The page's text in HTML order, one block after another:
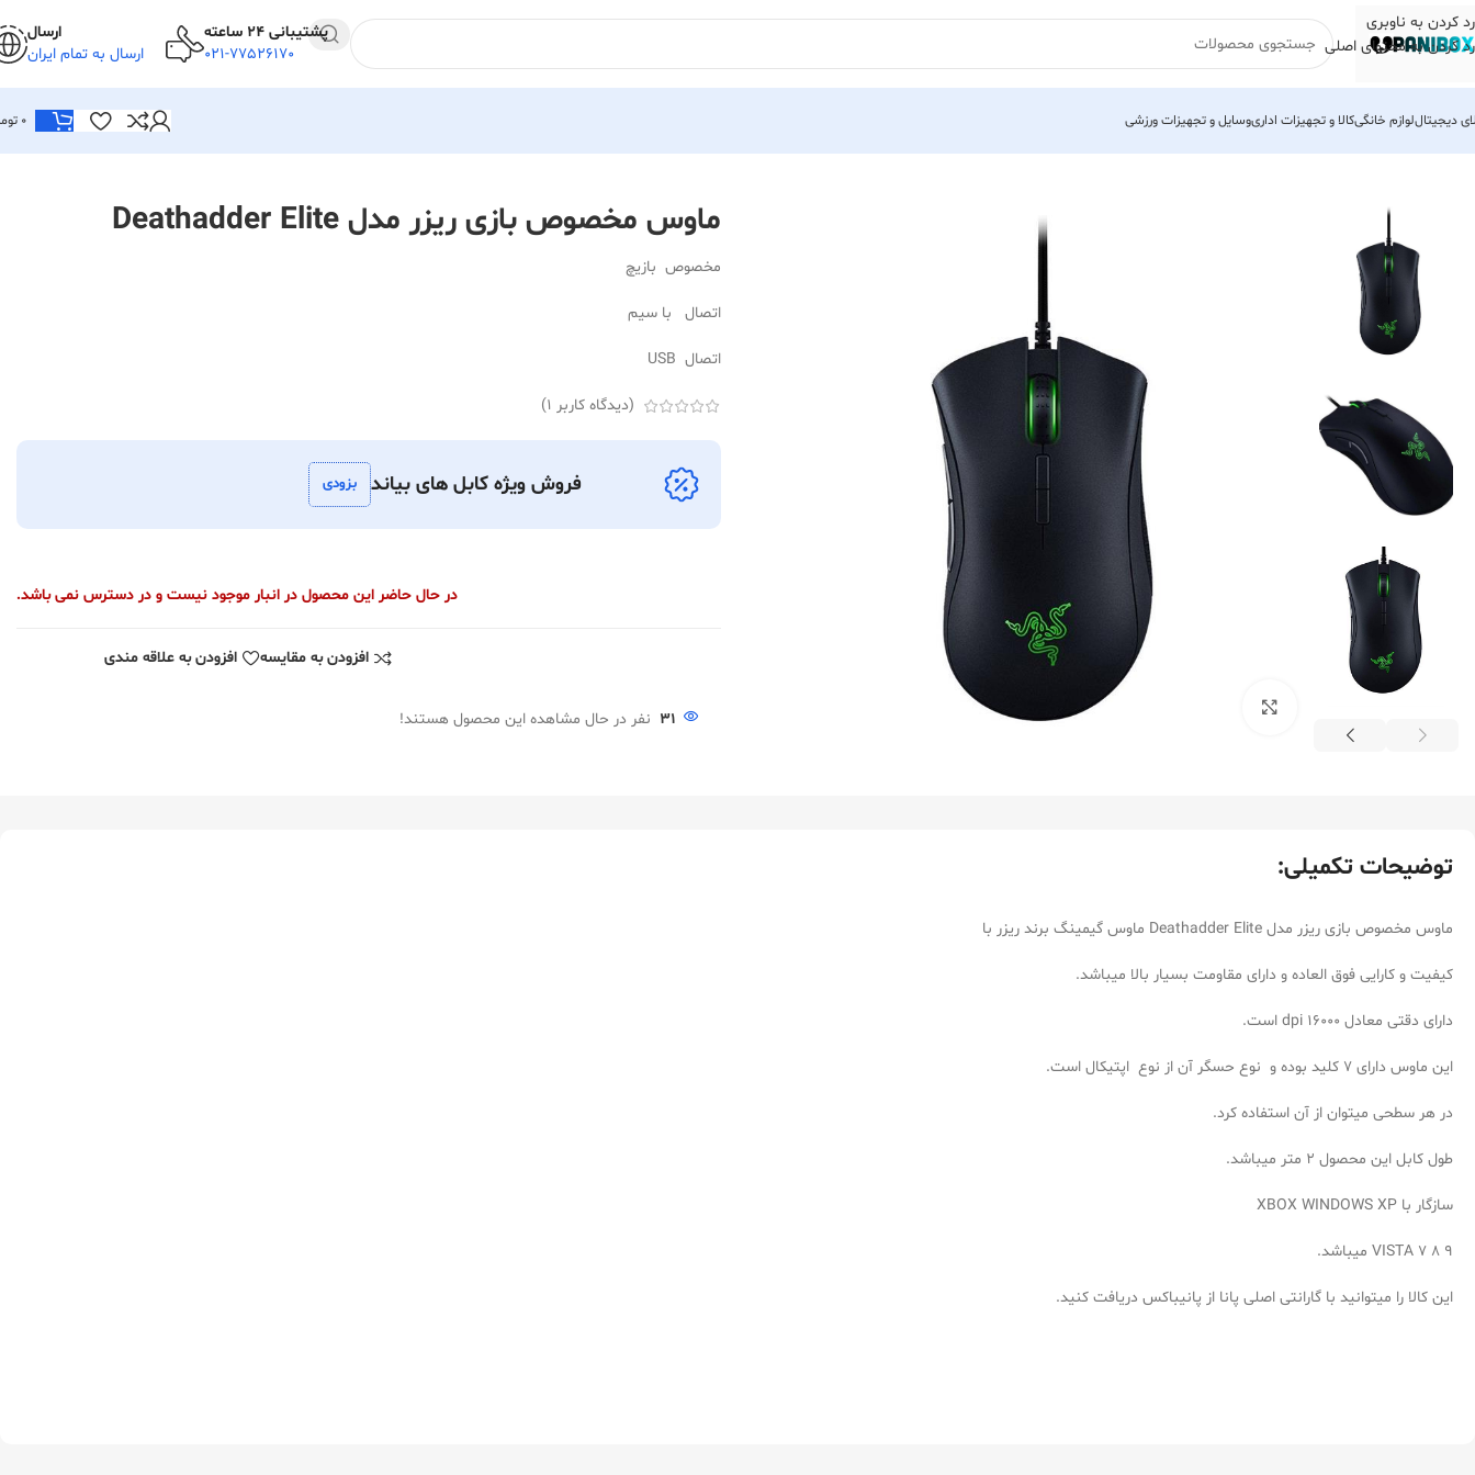
رد کردن به ناوبری
رد کردن به محتوای اصلی
پشتیبانی 24 ساعته
021-77526170
ارسال
ارسال به تمام ایران
دیجیتاللوازم خانگیکالا و تجهیزات اداریوسایل و تجهیزات ورزشی 0
ماوس مخصوص بازی ریزر مدل Deathadder Elite
مخصوص بازیچ
اتصال با سیم
اتصال USB
(دیدگاه کاربر 1
)
فروش ویژه کابل های بیاند بزودی
در حال حاضر این محصول در انبار موجود نیست و در دسترس نمی باشد.
افزودن به مقایسه افزودن به علاقه مندی
31 نفر در حال مشاهده این محصول هستند!
توضیحات تکمیلی:
ماوس مخصوص بازی ریزر مدل Deathadder Elite ماوس گیمینگ برند ریزر با
کیفیت و کارایی فوق العاده و دارای مقاومت بسیار بالا میباشد.
دارای دقتی معادل 16000 dpi است.
این ماوس دارای 7 کلید بوده و نوع حسگر آن از نوع اپتیکال است.
در هر سطحی میتوان از آن استفاده کرد.
طول کابل این محصول 2 متر میباشد.
سازگار با XBOX WINDOWS XP
VISTA 7 8 9 میباشد.
این کالا را میتوانید با گارانتی اصلی پانا از پانیباکس دریافت کنید.